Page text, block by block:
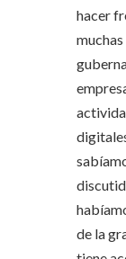
hacer
de la